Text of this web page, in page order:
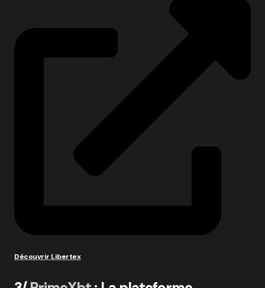
Découvrir Libertex